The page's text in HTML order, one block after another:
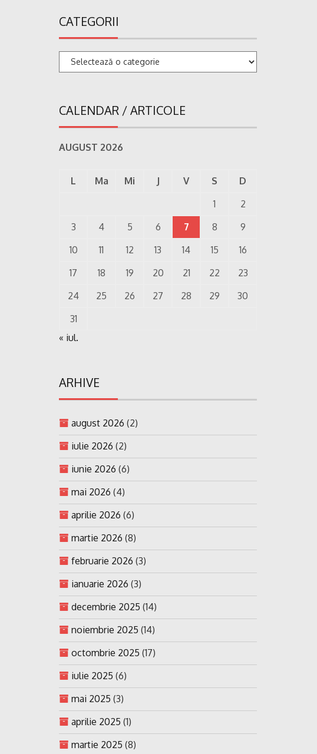
CATEGORII
Categorii
CALENDAR / ARTICOLE
AUGUST 2026
L Ma Mi J V S
D
1
2
3
4 5 6 7 8
9
10
11 12 13 14 15
16
17
18 19 20 21 22
23
24
25 26 27 28 29
30
31
« iul.
ARHIVE
august 2026 (2)
iulie 2026 (2)
iunie 2026 (6)
mai 2026 (4)
aprilie 2026 (6)
martie 2026 (8)
februarie 2026 (3)
ianuarie 2026 (3)
decembrie 2025 (14)
noiembrie 2025 (14)
octombrie 2025 (17)
iulie 2025 (6)
mai 2025 (3)
aprilie 2025 (1)
martie 2025 (8)